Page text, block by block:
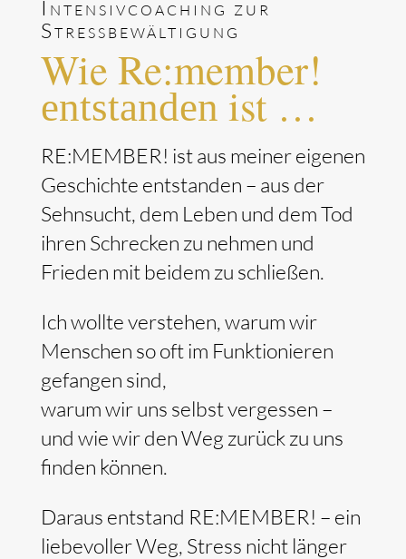
Intensivcoaching zur
Stressbewältigung
Wie Re:member!
entstanden ist …
RE:MEMBER! ist aus meiner eigenen
Geschichte entstanden – aus der
Sehnsucht, dem Leben und dem Tod
ihren Schrecken zu nehmen und
Frieden mit beidem zu schließen.
Ich wollte verstehen, warum wir
Menschen so oft im Funktionieren
gefangen sind,
warum wir uns selbst vergessen –
und wie wir den Weg zurück zu uns
finden können.
Daraus entstand RE:MEMBER! – ein
liebevoller Weg, Stress nicht länger